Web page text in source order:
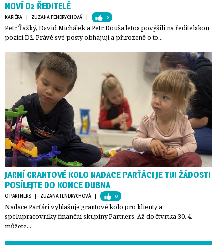
NOVÍ D2 ŘEDITELÉ
KARIÉRA | ZUZANA FENDRYCHOVÁ | 0
Petr Ťažký, David Michálek a Petr Douša letos povýšili na ředitelskou
pozici D2. Právě své posty obhajují a přirozeně o to...
JARNÍ GRANTOVÉ KOLO NADACE PARŤÁCI JE TU! ŽÁDOSTI
POSÍLEJTE DO KONCE DUBNA
O PARTNERS | ZUZANA FENDRYCHOVÁ | 0
Nadace Parťáci vyhlašuje grantové kolo pro klienty a
spolupracovníky finanční skupiny Partners. Až do čtvrtka 30. 4.
můžete...